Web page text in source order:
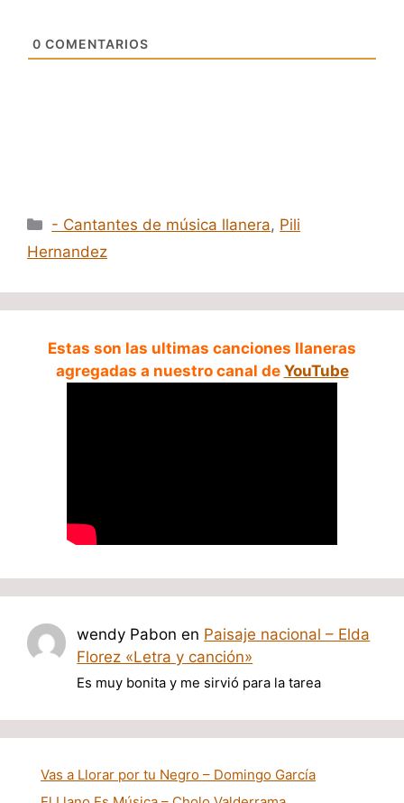
0 COMENTARIOS
Categorías
- Cantantes de música llanera, Pili
Hernandez
Estas son las ultimas canciones llaneras
agregadas a nuestro canal de YouTube
wendy Pabon en Paisaje nacional – Elda
Florez «Letra y canción»
Es muy bonita y me sirvió para la tarea
Vas a Llorar por tu Negro – Domingo García